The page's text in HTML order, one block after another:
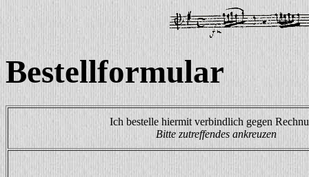
Bestellformular
Ich bestelle hiermit verbindlich gegen
Bitte zutreffendes ankreuzen